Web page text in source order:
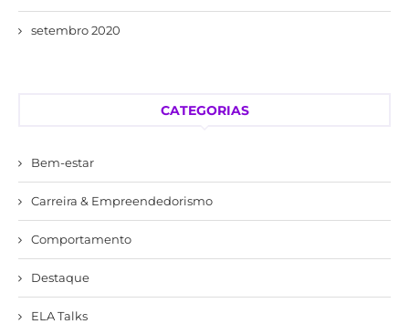
setembro 2020
CATEGORIAS
Bem-estar
Carreira & Empreendedorismo
Comportamento
Destaque
ELA Talks